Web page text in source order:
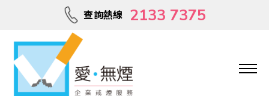
查詢熱線 2133 7375